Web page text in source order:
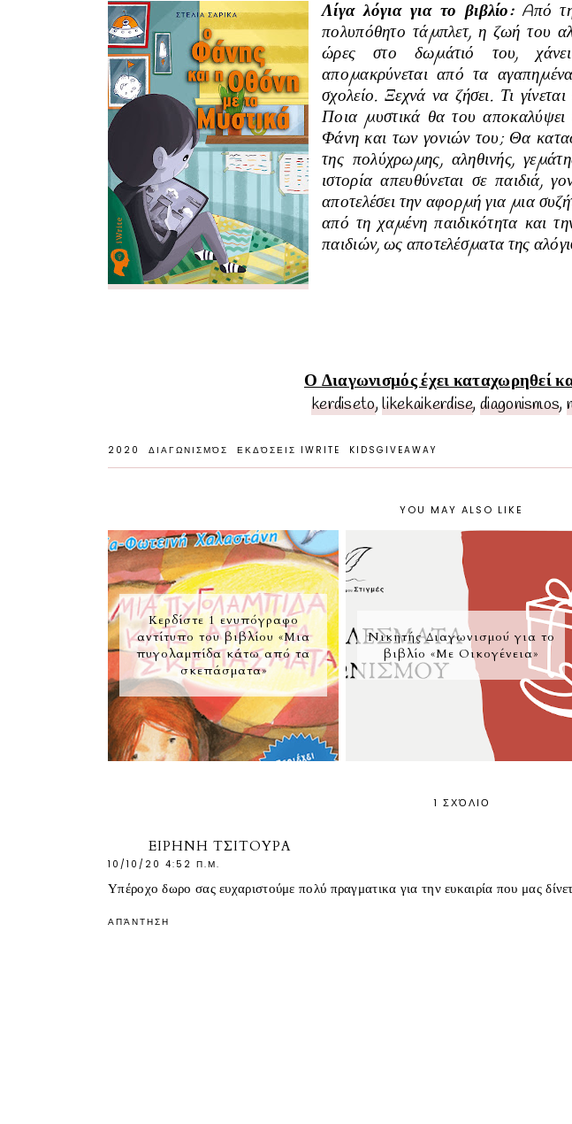
Λίγα λόγια για το βιβλίο:Aπό
πολυπόθητο τάµπλετ, η ζωή του
ώρες στο δωµάτιό του,
αποµακρύνεται από τα
σχολείο. Ξεχνά να ζήσει. Τι
Ποια µυστικά θα του
Φάνη και των γονιών του; Θα
της πολύχρωµης, αληθινής,
ιστορία απευθύνεται σε παιδιά,
αποτελέσει την αφορµή για µια
από τη χαµένη παιδικότητα και
παιδιών, ως αποτελέσµατα της
Ο Διαγωνισμός έχει καταχωρηθεί
kerdiseto,likekaikerdise,diagonismos,
2020 ΔΙΑΓΩΝΙΣΜΌΣ ΕΚΔΌΣΕΙΣ IWRITE KIDSGIVEAWAY
YOU MAY ALSO LIKE
Κερδίστε 1 ενυπόγραφο
αντίτυπο του βιβλίου «Μια
πυγολαμπίδα κάτω από τα
σκεπάσματα»
Νικητής Διαγωνισμού για το
βιβλίο «Με Οικογένεια»
1 ΣΧΌΛΙΟ
ΕΙΡΗΝΗ ΤΣΙΤΟΥΡΑ
10/10/20 4:52 Π.Μ.
Υπέροχο δωρο σας ευχαριστούμε πολύ πραγματικα για την ευκαιρία που μας
ΑΠΆΝΤΗΣΗ